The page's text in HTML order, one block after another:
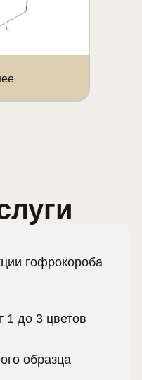
гофрокороба
1 до 3 цветов
образца